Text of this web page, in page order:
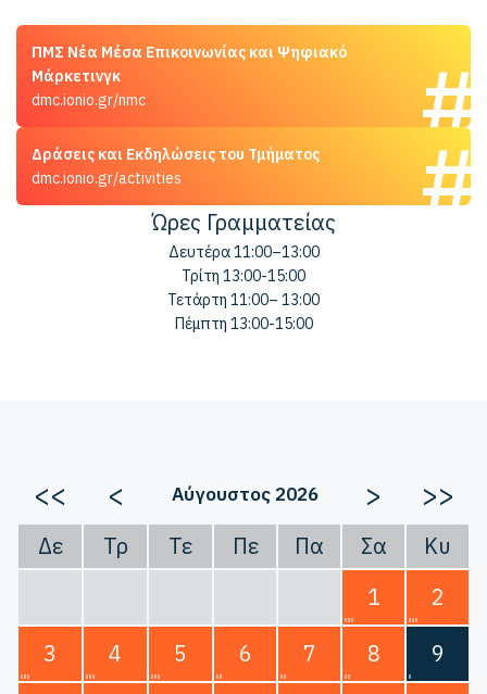
ΠΜΣ Νέα Μέσα Επικοινωνίας και Ψηφιακό
Μάρκετινγκ
dmc.ionio.gr/nmc
Δράσεις και Εκδηλώσεις του Τμήματος
dmc.ionio.gr/activities
Ώρες Γραμματείας
Δευτέρα 11:00–13:00
Τρίτη 13:00-15:00
Τετάρτη 11:00– 13:00
Πέμπτη 13:00-15:00
<< < Αύγουστος 2026 > >>
Δε Τρ Τε Πε Πα Σα
Κυ
1
2
3
4 5 6 7 8
9